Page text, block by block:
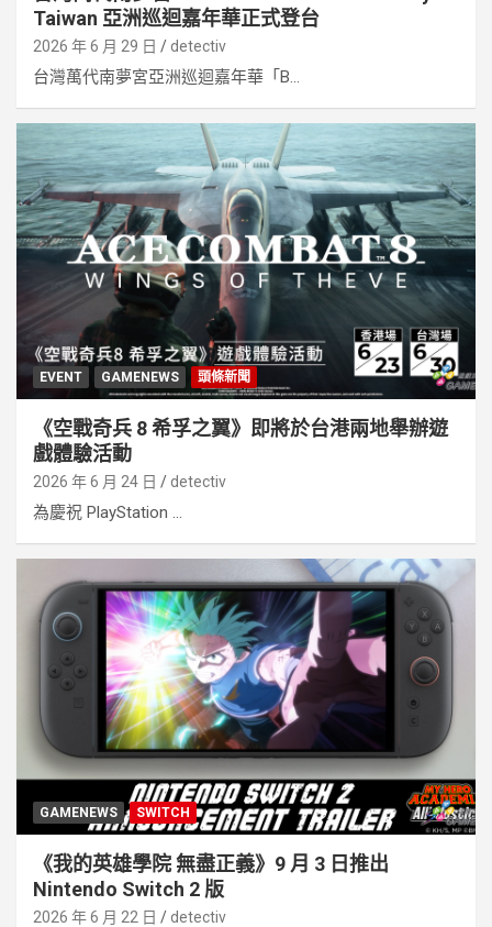
Taiwan 亞洲巡迴嘉年華正式登台
2026 年 6 月 29 日 detectiv
台灣萬代南夢宮亞洲巡迴嘉年華「B...
EVENT GAMENEWS 頭條新聞
《空戰奇兵 8 希孚之翼》即將於台港兩地舉辦遊
戲體驗活動
2026 年 6 月 24 日 detectiv
為慶祝 PlayStation ...
GAMENEWS SWITCH
《我的英雄學院 無盡正義》9 月 3 日推出
Nintendo Switch 2 版
2026 年 6 月 22 日 detectiv